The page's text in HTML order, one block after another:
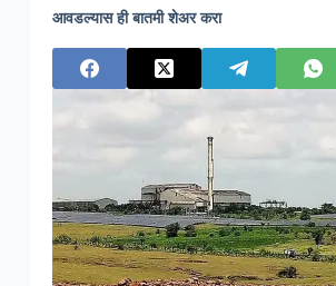
आवडल्यास ही बातमी शेअर करा